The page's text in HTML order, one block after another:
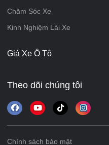
Chăm Sóc Xe
Kinh Nghiệm Lái Xe
Giá Xe Ô Tô
Theo dõi chúng tôi
Chính sách bảo mật